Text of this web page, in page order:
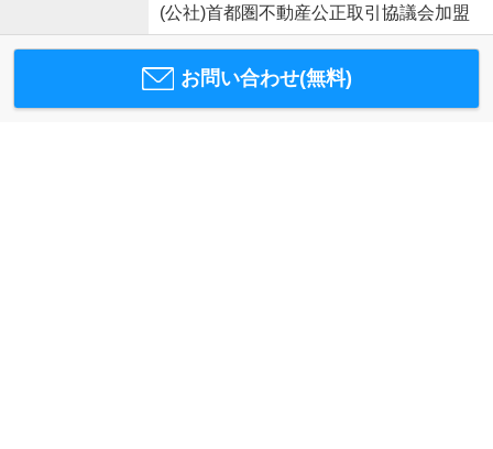
(公社)首都圏不動産公正取引協議会加盟
お問い合わせ(無料)